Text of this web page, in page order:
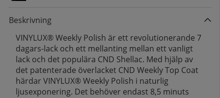
Beskrivning
VINYLUX® Weekly Polish är ett revolutionerande 7
dagars-lack och ett mellanting mellan ett vanligt
lack och det populära CND Shellac. Med hjälp av
det patenterade överlacket CND Weekly Top Coat
härdar VINYLUX® Weekly Polish i naturlig
ljusexponering. Det behöver endast 8,5 minuts